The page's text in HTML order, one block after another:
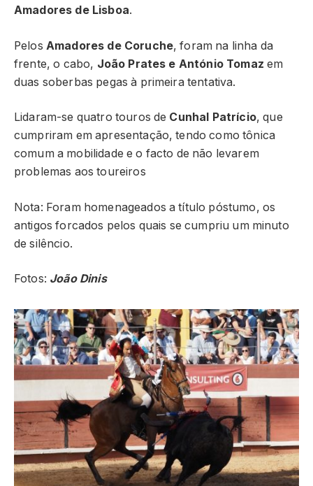
Amadores de Lisboa.
Pelos Amadores de Coruche, foram na linha da
frente, o cabo, João Prates e António Tomaz em
duas soberbas pegas à primeira tentativa.
Lidaram-se quatro touros de Cunhal Patrício, que
cumpriram em apresentação, tendo como tônica
comum a mobilidade e o facto de não levarem
problemas aos toureiros
Nota: Foram homenageados a título póstumo, os
antigos forcados pelos quais se cumpriu um minuto
de silêncio.
Fotos: João Dinis